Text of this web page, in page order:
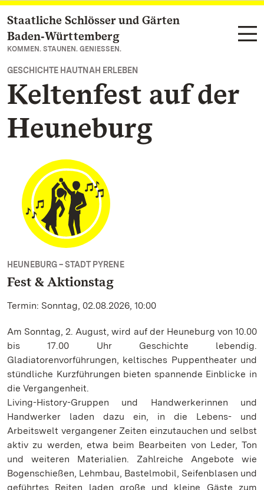
Zum Hauptinhalt springen
Staatliche Schlösser und Gärten
Baden‑Württemberg
KOMMEN. STAUNEN. GENIESSEN.
GESCHICHTE HAUTNAH ERLEBEN
Keltenfest auf der
Heuneburg
HEUNEBURG – STADT PYRENE
Fest & Aktionstag
Termin: Sonntag, 02.08.2026, 10:00
Am Sonntag, 2. August, wird auf der Heuneburg von 10.00
bis 17.00 Uhr Geschichte lebendig.
Gladiatorenvorführungen, keltisches Puppentheater und
stündliche Kurzführungen bieten spannende Einblicke in
die Vergangenheit.
Living-History-Gruppen und Handwerkerinnen und
Handwerker laden dazu ein, in die Lebens- und
Arbeitswelt vergangener Zeiten einzutauchen und selbst
aktiv zu werden, etwa beim Bearbeiten von Leder, Ton
und weiteren Materialien. Zahlreiche Angebote wie
Bogenschießen, Lehmbau, Bastelmobil, Seifenblasen und
geführtes Reiten laden große und kleine Gäste zum